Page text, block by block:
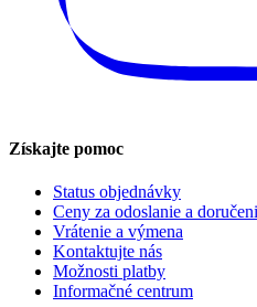
Získajte pomoc
Status objednávky
Ceny za odoslanie a
Vrátenie a výmena
Kontaktujte nás
Možnosti platby
Informačné centrum